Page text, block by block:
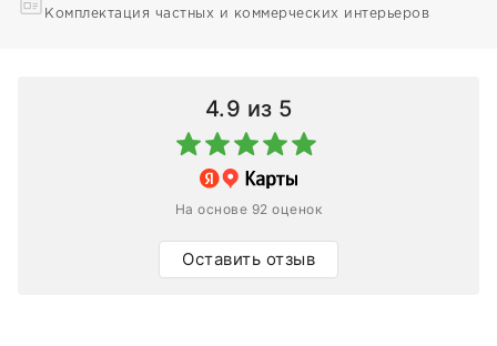
Комплектация частных и коммерческих интерьеров
4.9 из 5
На основе 92 оценок
Оставить отзыв